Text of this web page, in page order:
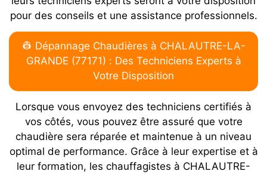
pour des conseils et une assistance professionnels.
👷 Dépannage Chaudières à CHALAUTRE-LA-
GRANDE (77171) : Des Techniciens Experts à
Votre Disposition
Lorsque vous envoyez des techniciens certifiés à
vos côtés, vous pouvez être assuré que votre
chaudière sera réparée et maintenue à un niveau
optimal de performance. Grâce à leur expertise et à
leur formation, les chauffagistes à CHALAUTRE-